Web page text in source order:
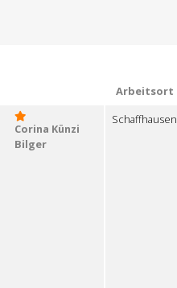
Arbeitsort
Corina Künzi
Bilger
Schaffhausen